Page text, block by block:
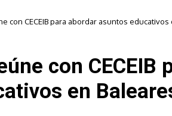
con CECEIB para abordar asuntos educativos
con CECEIB
en